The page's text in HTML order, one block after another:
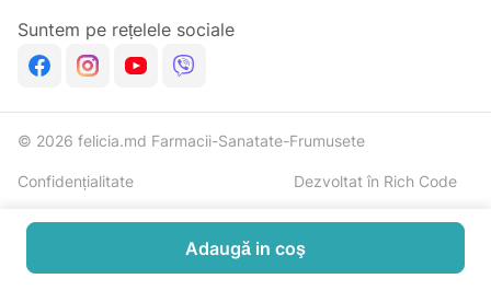
Suntem pe rețelele sociale
© 2026 felicia.md Farmacii-Sanatate-Frumusete
Confidențialitate Dezvoltat în Rich Code
Adaugă in coş